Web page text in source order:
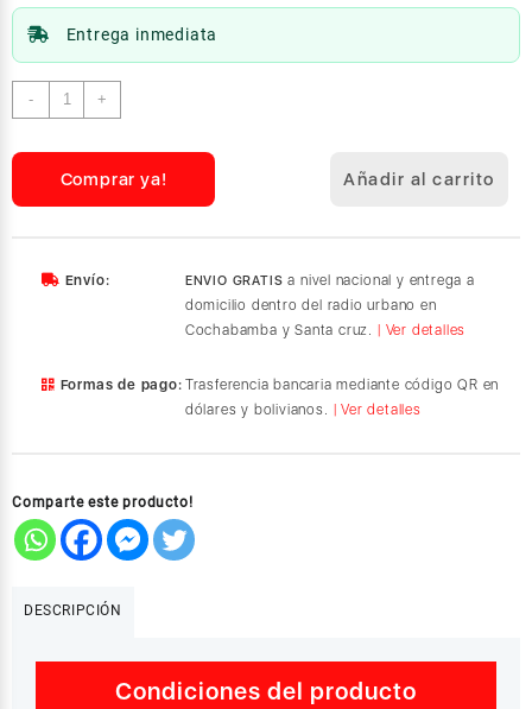
Entrega inmediata
-
Ugreen
Adaptador
C
+
Comprar ya! Añadir al carrito
Envío: ENVIO GRATIS a nivel nacional y entrega a
domicilio dentro del radio urbano en
Cochabamba y Santa cruz.
| Ver detalles
Formas de pago: Trasferencia bancaria mediante código QR en
dólares y bolivianos.
| Ver detalles
Comparte este producto!
DESCRIPCIÓN
Condiciones del producto